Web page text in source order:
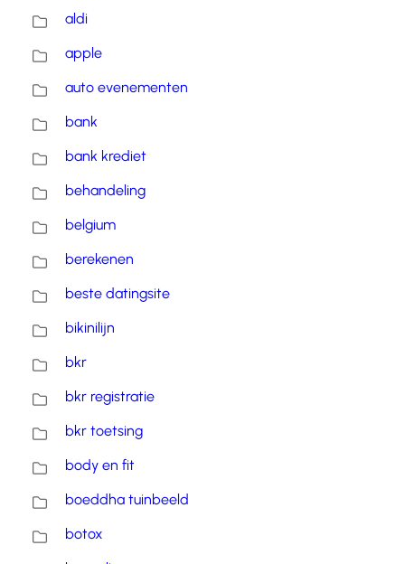
aldi
apple
auto evenementen
bank
bank krediet
behandeling
belgium
berekenen
beste datingsite
bikinilijn
bkr
bkr registratie
bkr toetsing
body en fit
boeddha tuinbeeld
botox